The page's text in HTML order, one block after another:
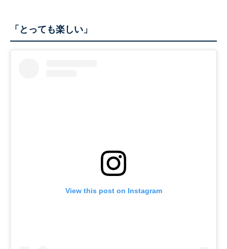
「とっても楽しい」
View this post on Instagram